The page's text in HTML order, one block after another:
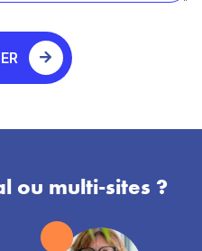
ou multi-sites ?